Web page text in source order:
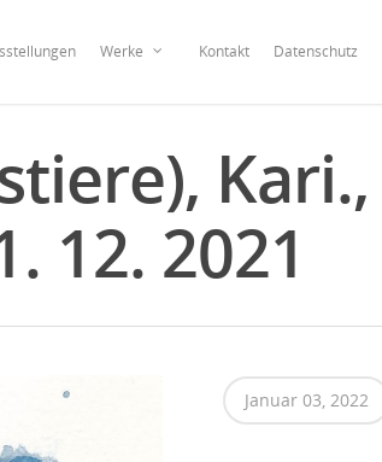
Werke Kontakt Datenschutz
Kari.,
12. 2021
Januar 03, 2022